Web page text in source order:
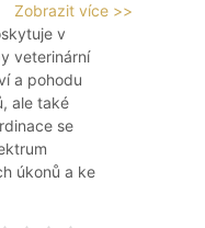
Zobrazit více >>
v
veterinární
a pohodu
ale také
se
úkonů a ke